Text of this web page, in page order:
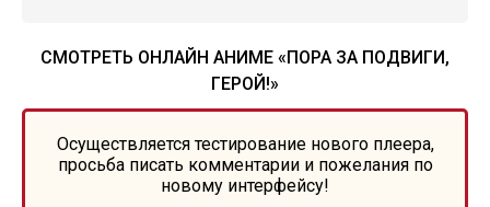
СМОТРЕТЬ ОНЛАЙН АНИМЕ «ПОРА ЗА ПОДВИГИ,
ГЕРОЙ!»
Осуществляется тестирование нового плеера,
просьба писать комментарии и пожелания по
новому интерфейсу!